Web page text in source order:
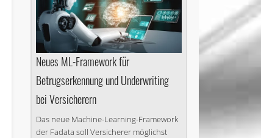
Neues ML-Framework für
Betrugserkennung und Underwriting
bei Versicherern
Das neue Machine-Learning-Framework
der Fadata soll Versicherer möglichst